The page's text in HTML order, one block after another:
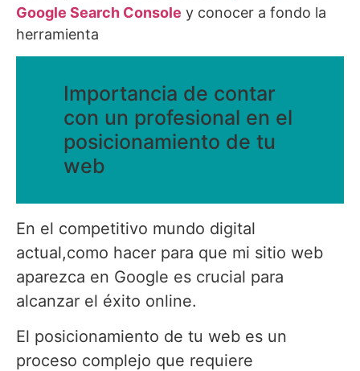
Google Search Console y conocer a fondo la
herramienta
Importancia de contar
con un profesional en el
posicionamiento de tu
web
En el competitivo mundo digital
actual,como hacer para que mi sitio web
aparezca en Google es crucial para
alcanzar el éxito online.
El posicionamiento de tu web es un
proceso complejo que requiere